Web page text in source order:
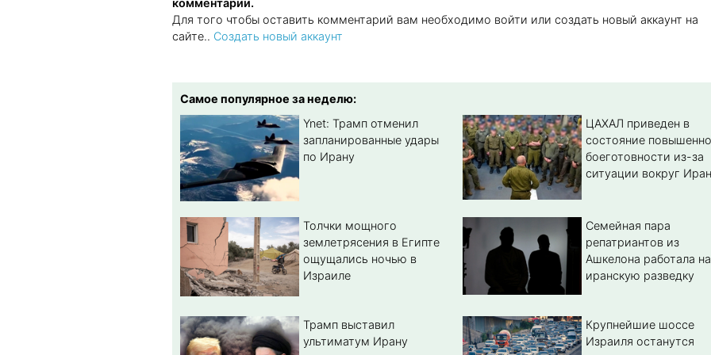
комментарии.
Для того чтобы оставить комментарий вам необходимо войти или создать новый аккаунт на
сайте.. Создать новый аккаунт
Самое популярное за неделю:
Ynet: Трамп отменил
запланированные удары
по Ирану
ЦАХАЛ приведен в
состояние
боеготовности из-за
ситуации вокруг
Толчки мощного
землетрясения в Египте
ощущались ночью в
Израиле
Семейная пара
репатриантов из
Ашкелона работала на
иранскую разведку
Трамп выставил
ультиматум Ирану
Крупнейшие шоссе
Израиля останутся